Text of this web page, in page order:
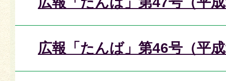
広報「たんば」第46号（平